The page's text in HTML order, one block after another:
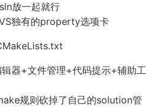
放一起就行
独有的property选项卡
器+文件管理+代码提示+辅助工
规则砍掉了自己的solution管